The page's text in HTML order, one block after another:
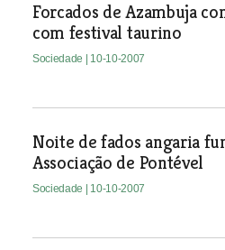
Forcados de Azambuja
com festival taurino
Sociedade | 10-10-2007
Noite de fados angaria
Associação de Pontével
Sociedade | 10-10-2007